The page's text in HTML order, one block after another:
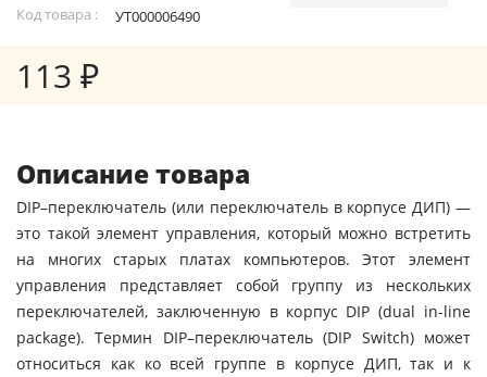
Код товара :
УТ000006490
113 ₽
Описание товара
DIP–переключатель (или переключатель в корпусе ДИП) —
это такой элемент управления, который можно встретить
на многих старых платах компьютеров. Этот элемент
управления представляет собой группу из нескольких
переключателей, заключенную в корпус DIP (dual in-line
package). Термин DIP–переключатель (DIP Switch) может
относиться как ко всей группе в корпусе ДИП, так и к